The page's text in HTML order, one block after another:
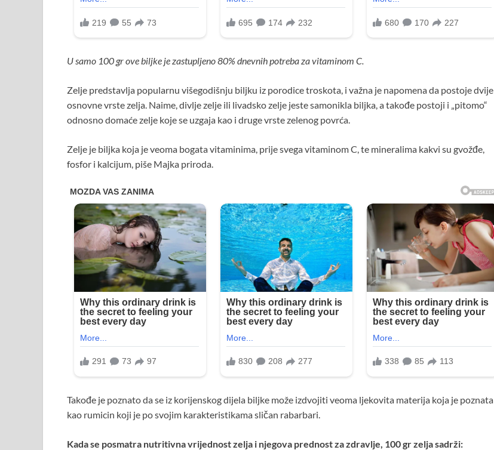
U samo 100 gr ove biljke je zastupljeno 80% dnevnih potreba za vitaminom C.
Zelje predstavlja popularnu višegodišnju biljku iz porodice troskota, i važna je napomena da postoje dvije
osnovne vrste zelja. Naime, divlje zelje ili livadsko zelje jeste samonikla biljka, a takođe postoji i „pitomo“
odnosno domaće zelje koje se uzgaja kao i druge vrste zelenog povrća.
Zelje je biljka koja je veoma bogata vitaminima, prije svega vitaminom C, te mineralima kakvi su gvožđe,
fosfor i kalcijum, piše Majka priroda.
Takođe je poznato da se iz korijenskog dijela biljke može izdvojiti veoma ljekovita materija koja je poznata
kao rumicin koji je po svojim karakteristikama sličan rabarbari.
Kada se posmatra nutritivna vrijednost zelja i njegova prednost za zdravlje, 100 gr zelja sadrži: